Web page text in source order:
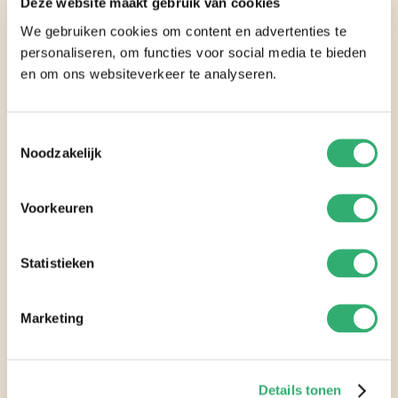
We gebruiken cookies om content en advertenties te
personaliseren, om functies voor social media te bieden
en om ons websiteverkeer te analyseren.
Noodzakelijk
Voorkeuren
Statistieken
Marketing
Details tonen
vijg weetjes:
zien rijpen!
Vijgen zijn in de koelkast maar een aantal dagen